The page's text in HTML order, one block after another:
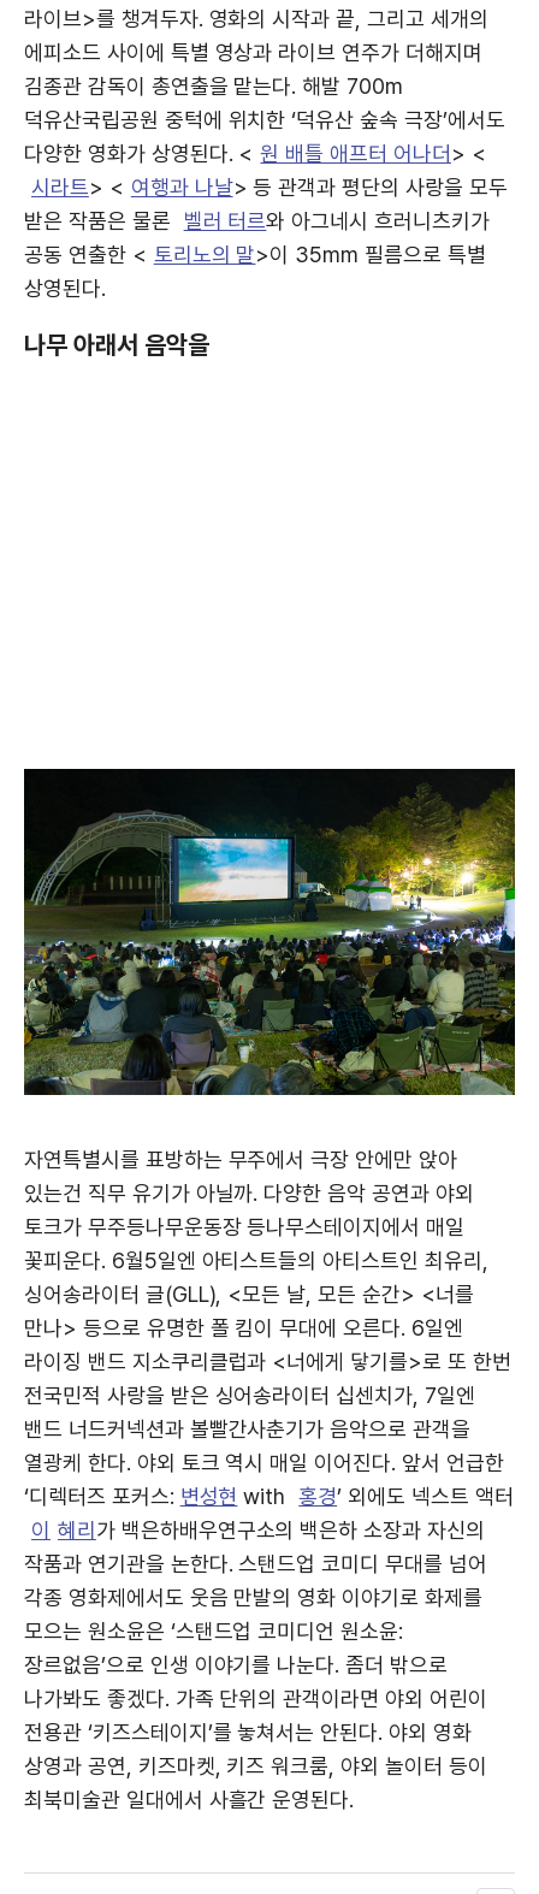
라이브>를 챙겨두자. 영화의 시작과 끝, 그리고 세개의
에피소드 사이에 특별 영상과 라이브 연주가 더해지며
김종관 감독이 총연출을 맡는다. 해발 700m
덕유산국립공원 중턱에 위치한 ‘덕유산 숲속 극장’에서도
다양한 영화가 상영된다. < 원 배틀 애프터 어나더> <
시라트> < 여행과 나날> 등 관객과 평단의 사랑을 모두
받은 작품은 물론
벨러 터르와 아그네시 흐러니츠키가
공동 연출한 < 토리노의 말>이 35mm 필름으로 특별
상영된다.
나무 아래서 음악을
자연특별시를 표방하는 무주에서 극장 안에만 앉아
있는건 직무 유기가 아닐까. 다양한 음악 공연과 야외
토크가 무주등나무운동장 등나무스테이지에서 매일
꽃피운다. 6월5일엔 아티스트들의 아티스트인 최유리,
싱어송라이터 글(GLL), <모든 날, 모든 순간> <너를
만나> 등으로 유명한 폴 킴이 무대에 오른다. 6일엔
라이징 밴드 지소쿠리클럽과 <너에게 닿기를>로 또 한번
전국민적 사랑을 받은 싱어송라이터 십센치가, 7일엔
밴드 너드커넥션과 볼빨간사춘기가 음악으로 관객을
열광케 한다. 야외 토크 역시 매일 이어진다. 앞서 언급한
‘디렉터즈 포커스: 변성현 with 홍경’ 외에도 넥스트 액터
이
혜리 가 백은하배우연구소의 백은하 소장과 자신의
작품과 연기관을 논한다. 스탠드업 코미디 무대를 넘어
각종 영화제에서도 웃음 만발의 영화 이야기로 화제를
모으는 원소윤은 ‘스탠드업 코미디언 원소윤:
장르없음’으로 인생 이야기를 나눈다. 좀더 밖으로
나가봐도 좋겠다. 가족 단위의 관객이라면 야외 어린이
전용관 ‘키즈스테이지’를 놓쳐서는 안된다. 야외 영화
상영과 공연, 키즈마켓, 키즈 워크룸, 야외 놀이터 등이
최북미술관 일대에서 사흘간 운영된다.